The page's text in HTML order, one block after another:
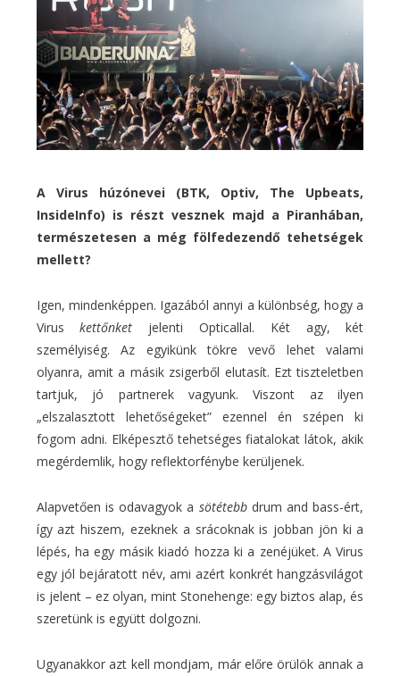
A Virus húzónevei (BTK, Optiv, The Upbeats,
InsideInfo) is részt vesznek majd a Piranhában,
természetesen a még fölfedezendő tehetségek
mellett?
Igen, mindenképpen. Igazából annyi a különbség, hogy a
Viruskettőnket jelenti Opticallal. Két agy, két
személyiség. Az egyikünk tökre vevő lehet valami
olyanra, amit a másik zsigerből elutasít. Ezt tiszteletben
tartjuk, jó partnerek vagyunk. Viszont az ilyen
„elszalasztott lehetőségeket” ezennel én szépen ki
fogom adni. Elképesztő tehetséges fiatalokat látok, akik
megérdemlik, hogy reflektorfénybe kerüljenek.
Alapvetően is odavagyok a sötétebbdrum and bass-ért,
így azt hiszem, ezeknek a srácoknak is jobban jön ki a
lépés, ha egy másik kiadó hozza ki a zenéjüket. A Virus
egy jól bejáratott név, ami azért konkrét hangzásvilágot
is jelent – ez olyan, mint Stonehenge: egy biztos alap, és
szeretünk is együtt dolgozni.
Ugyanakkor azt kell mondjam, már előre örülök annak a